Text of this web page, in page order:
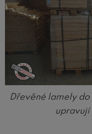
Dřevěné lamely
upravují